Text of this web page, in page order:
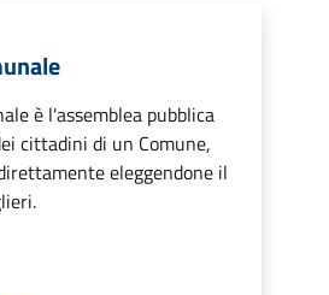
è l'assemblea pubblica
cittadini di un Comune,
eleggendone il